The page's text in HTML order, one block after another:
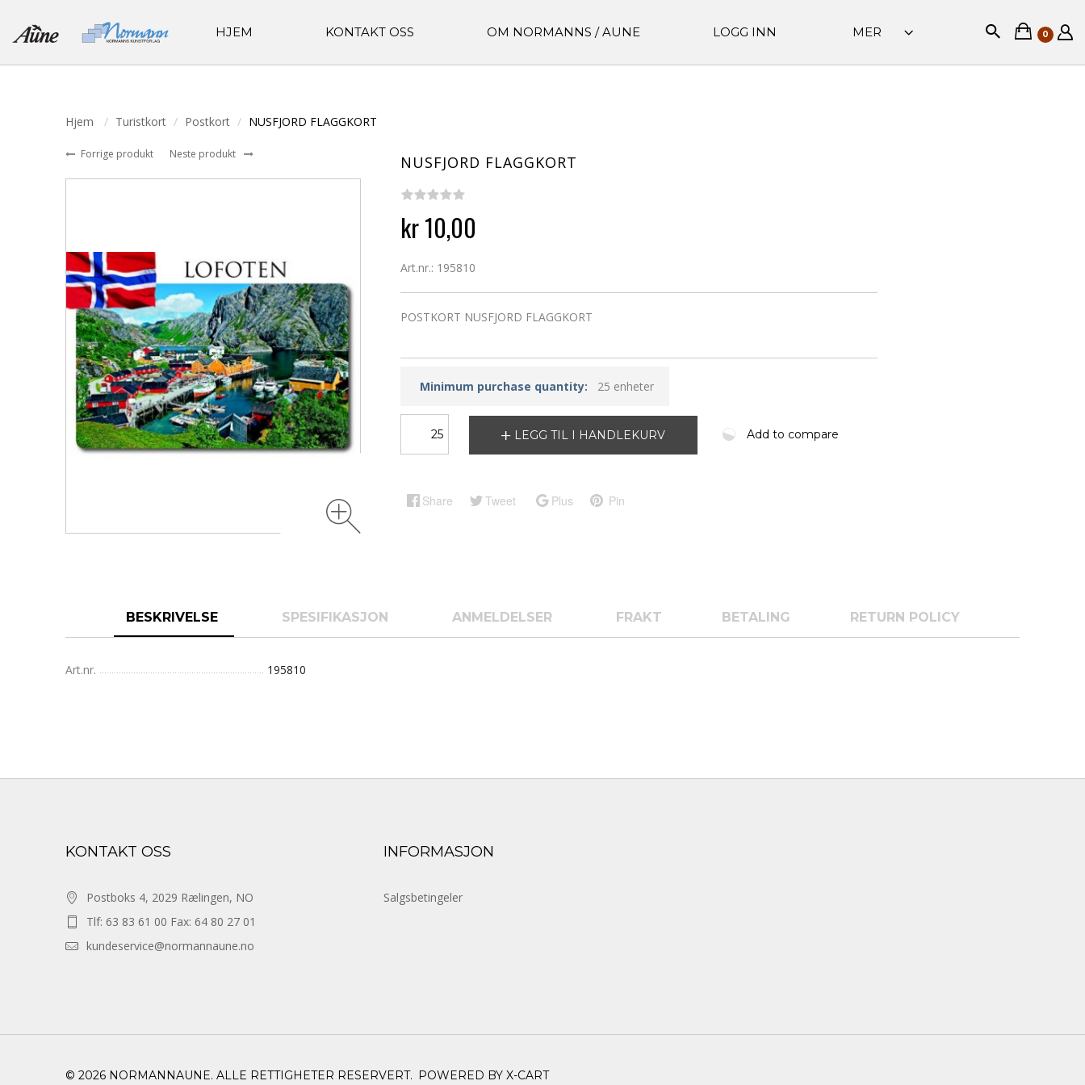
HJEM KONTAKT OSS OM NORMANNS / AUNE LOGG INN MER 0
Hjem Turistkort Postkort NUSFJORD FLAGGKORT
Forrige produkt Neste produkt NUSFJORD FLAGGKORT
kr 10,00
Art.nr.: 195810
POSTKORT NUSFJORD FLAGGKORT
Minimum purchase quantity: 25 enheter
LEGG TIL I HANDLEKURV Add to compare
Share Tweet Plus Pin
BESKRIVELSE SPESIFIKASJON ANMELDELSER FRAKT BETALING RETURN POLICY
Art.nr. 195810
KONTAKT OSS
Postboks 4, 2029 Rælingen, NO
Tlf: 63 83 61 00 Fax: 64 80 27 01
kundeservice@normannaune.no
INFORMASJON
Salgsbetingeler
© 2026 NORMANNAUNE. ALLE RETTIGHETER RESERVERT. POWERED BY X-CART